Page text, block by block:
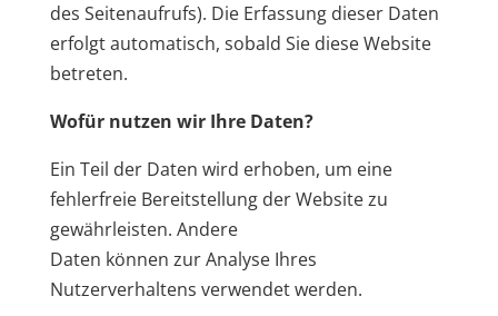
des Seitenaufrufs). Die Erfassung dieser Daten
erfolgt automatisch, sobald Sie diese Website
betreten.
Wofür nutzen wir Ihre Daten?
Ein Teil der Daten wird erhoben, um eine
fehlerfreie Bereitstellung der Website zu
gewährleisten. Andere
Daten können zur Analyse Ihres
Nutzerverhaltens verwendet werden.